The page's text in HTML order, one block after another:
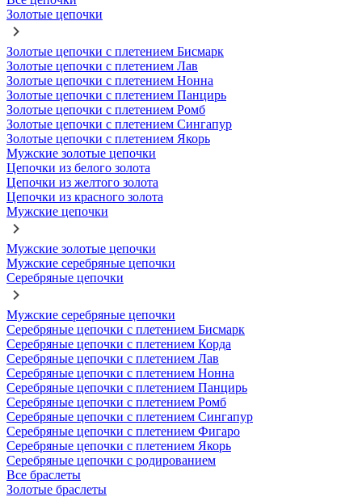
Золотые цепочки
Золотые цепочки с плетением Бисмарк
Золотые цепочки с плетением Лав
Золотые цепочки с плетением Нонна
Золотые цепочки с плетением Панцирь
Золотые цепочки с плетением Ромб
Золотые цепочки с плетением Сингапур
Золотые цепочки с плетением Якорь
Мужские золотые цепочки
Цепочки из белого золота
Цепочки из желтого золота
Цепочки из красного золота
Мужские цепочки
Мужские золотые цепочки
Мужские серебряные цепочки
Серебряные цепочки
Мужские серебряные цепочки
Серебряные цепочки с плетением Бисмарк
Серебряные цепочки с плетением Корда
Серебряные цепочки с плетением Лав
Серебряные цепочки с плетением Нонна
Серебряные цепочки с плетением Панцирь
Серебряные цепочки с плетением Ромб
Серебряные цепочки с плетением Сингапур
Серебряные цепочки с плетением Фигаро
Серебряные цепочки с плетением Якорь
Серебряные цепочки с родированием
Все браслеты
Золотые браслеты